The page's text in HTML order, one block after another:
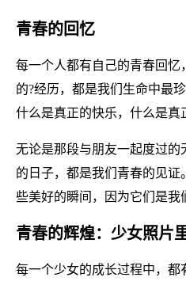
青春的回忆
每一个人都有自己的青春回
的?经历，都是我们生命中最
什么是真正的快乐，什么是真
无论是那段与朋友一起度过
的日子，都是我们青春的见
些美好的瞬间，因为它们是我
青春的辉煌：少女照片
每一个少女的成长过程中，都